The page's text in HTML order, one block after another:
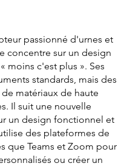
passionné d'urnes et
concentre sur un design
moins c'est plus ». Ses
standards, mais des
matériaux de haute
Il suit une nouvelle
un design fonctionnel et
des plateformes de
que Teams et Zoom pour
ou créer un